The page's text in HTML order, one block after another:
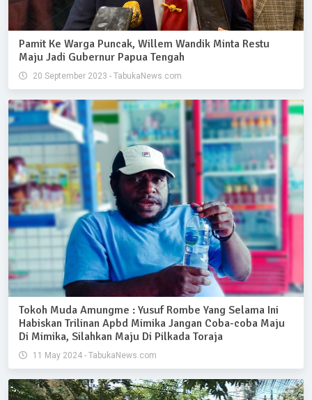
Pamit Ke Warga Puncak, Willem Wandik Minta Restu
Maju Jadi Gubernur Papua Tengah
20 September 2023 - TabukaNews.com
Tokoh Muda Amungme : Yusuf Rombe Yang Selama Ini
Habiskan Trilinan Apbd Mimika Jangan Coba-coba Maju
Di Mimika, Silahkan Maju Di Pilkada Toraja
11 May 2024 - TabukaNews.com